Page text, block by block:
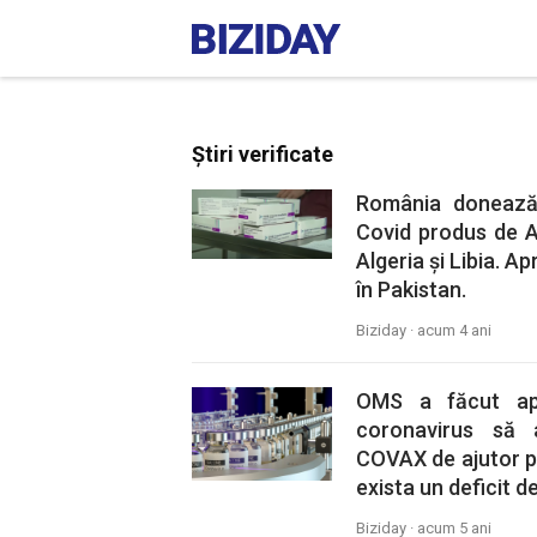
Știri verificate
România
Covid produs de
Algeria și Libia.
în Pakistan.
Biziday · acum 4 ani
OMS a făcut
coronavirus să
COVAX de ajutor
exista un deficit
Biziday · acum 5 ani